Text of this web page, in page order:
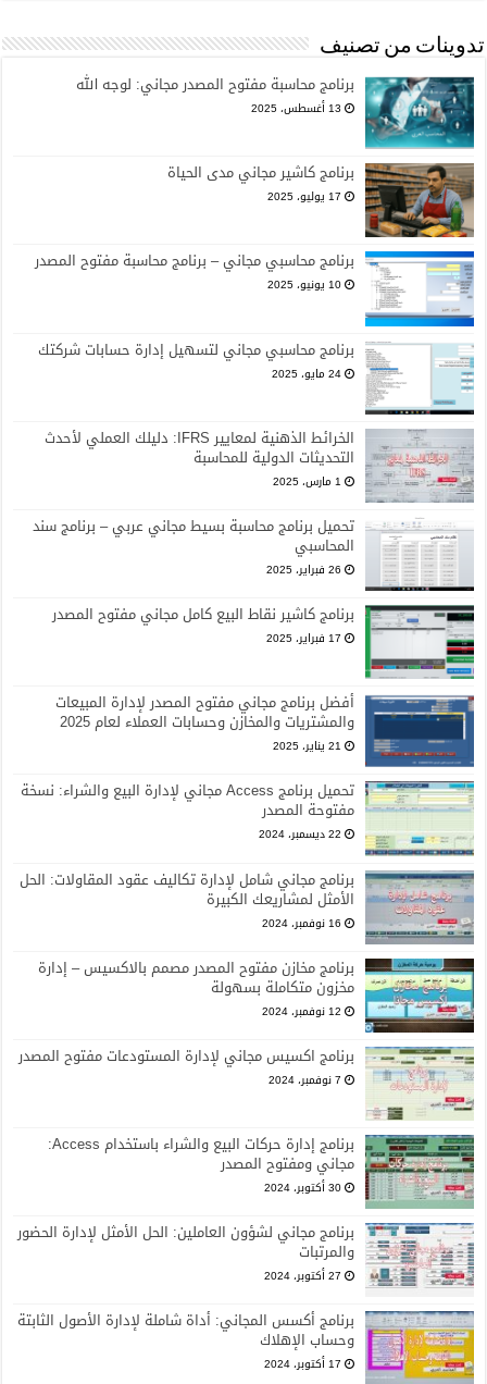
تدوينات من تصنيف
برنامج محاسبة مفتوح المصدر مجاني: لوجه الله
13 أغسطس، 2025
برنامج كاشير مجاني مدى الحياة
17 يوليو، 2025
برنامج محاسبي مجاني – برنامج محاسبة مفتوح المصدر
10 يونيو، 2025
برنامج محاسبي مجاني لتسهيل إدارة حسابات شركتك
24 مايو، 2025
الخرائط الذهنية لمعايير IFRS: دليلك العملي لأحدث
التحديثات الدولية للمحاسبة
1 مارس، 2025
تحميل برنامج محاسبة بسيط مجاني عربي – برنامج سند
المحاسبي
26 فبراير، 2025
برنامج كاشير نقاط البيع كامل مجاني مفتوح المصدر
17 فبراير، 2025
أفضل برنامج مجاني مفتوح المصدر لإدارة المبيعات
والمشتريات والمخازن وحسابات العملاء لعام 2025
21 يناير، 2025
تحميل برنامج Access مجاني لإدارة البيع والشراء: نسخة
مفتوحة المصدر
22 ديسمبر، 2024
برنامج مجاني شامل لإدارة تكاليف عقود المقاولات: الحل
الأمثل لمشاريعك الكبيرة
16 نوفمبر، 2024
برنامج مخازن مفتوح المصدر مصمم بالاكسيس – إدارة
مخزون متكاملة بسهولة
12 نوفمبر، 2024
برنامج اكسيس مجاني لإدارة المستودعات مفتوح المصدر
7 نوفمبر، 2024
برنامج إدارة حركات البيع والشراء باستخدام Access:
مجاني ومفتوح المصدر
30 أكتوبر، 2024
برنامج مجاني لشؤون العاملين: الحل الأمثل لإدارة الحضور
والمرتبات
27 أكتوبر، 2024
برنامج أكسس المجاني: أداة شاملة لإدارة الأصول الثابتة
وحساب الإهلاك
17 أكتوبر، 2024